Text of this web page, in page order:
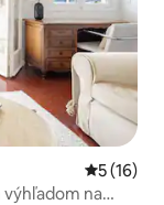
5 (16)
na